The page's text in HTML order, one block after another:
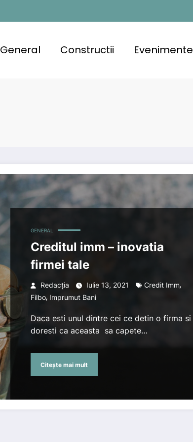
General Constructii Evenimente
GENERAL
Creditul imm – inovatia
firmei tale
Redacția Iulie 13, 2021 Credit Imm,
Filbo, Imprumut Bani
Daca esti unul dintre cei ce detin o firma si
doresti ca aceasta sa capete…
Citește mai mult